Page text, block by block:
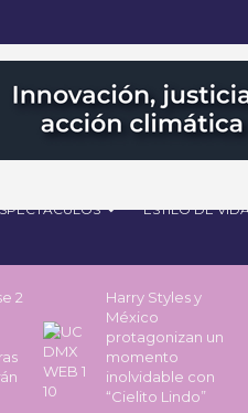
ESTILO DE
2
Harry Styles y
México
protagonizan un
momento
inolvidable con
“Cielito Lindo”